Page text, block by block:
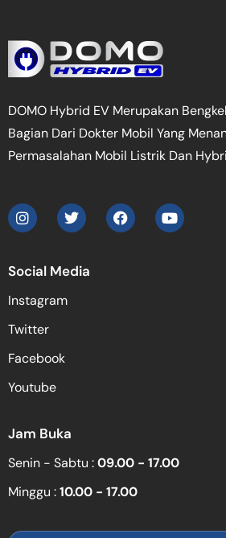
DOMO Hybrid EV Merupakan
Bagian Dari Dokter Mobil Yang
Permasalahan Mobil Listrik Dan
Social Media
Instagram
Twitter
Facebook
Youtube
Jam Buka
Senin - Sabtu :09.00 - 17.00
Minggu :10.00 - 17.00